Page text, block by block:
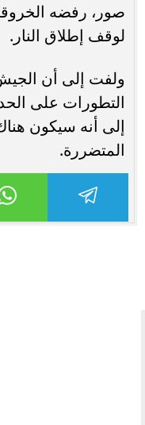
صور، رفضه
لوقف إطلاق النار.
ولفت إلى أن
التطورات على
إلى أنه سيكون
المتضررة.